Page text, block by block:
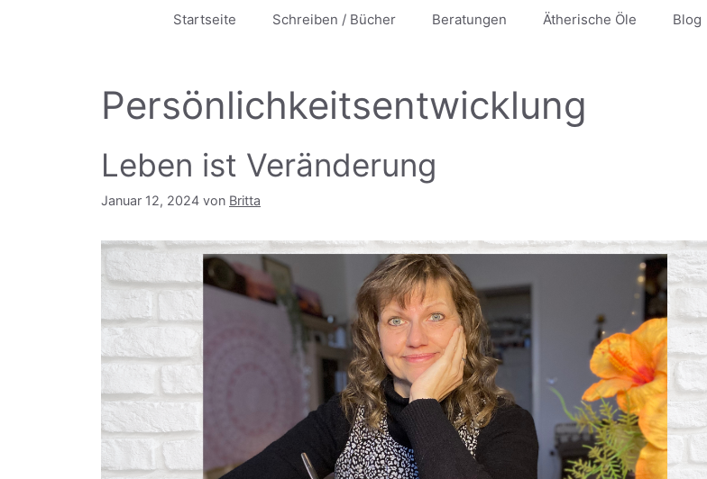
Startseite Schreiben / Bücher Beratungen Ätherische Öle Blog
Persönlichkeitsentwicklung
Leben ist Veränderung
Januar 12, 2024 von Britta